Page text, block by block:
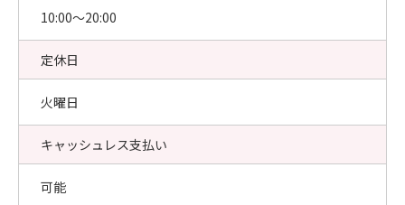
10:00〜20:00
定休日
火曜日
キャッシュレス支払い
可能